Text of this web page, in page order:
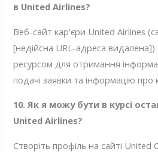
в United Airlines?
Веб-сайт кар'єри United Airlines
[недійсна URL-адреса
ресурсом для отримання
подачі заявки та інформацію про
10. Як я можу бути в курсі
United Airlines?
Створіть профіль на сайті United